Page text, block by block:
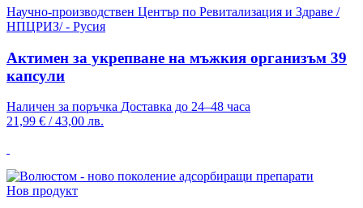
Научно-производствен Център по Ревитализация и Здраве /
НПЦРИЗ/ - Русия
Актимен за укрепване на мъжкия организъм 39
капсули
Наличен за поръчка Доставка до 24–48 часа
21,99 € / 43,00 лв.
Нов продукт